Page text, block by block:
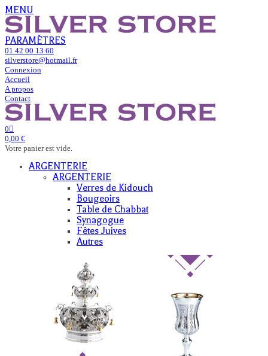
MENU
PARAMÈTRES
01 42 00 13 60
silverstore@hotmail.fr
Connexion
Accueil
A propos
Contact
0
0,00 €
Votre panier est vide.
ARGENTERIE
ARGENTERIE
Verres de Kidouch
Bougeoirs
Table de Chabbat
Synagogue
Fêtes Juives
Autres